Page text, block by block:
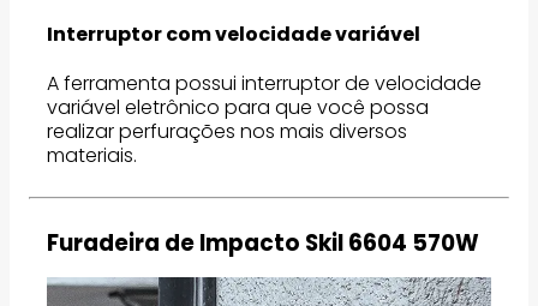
Interruptor com velocidade variável
A ferramenta possui interruptor de velocidade
variável eletrônico para que você possa
realizar perfurações nos mais diversos
materiais.
Furadeira de Impacto Skil 6604 570W